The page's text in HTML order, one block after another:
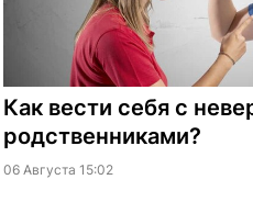
Как вести себя с
родственниками?
06 Августа 15:02